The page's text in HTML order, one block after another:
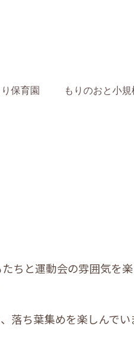
保育園 もりのおと小規
ちと運動会の雰囲気を
落ち葉集めを楽しんでい